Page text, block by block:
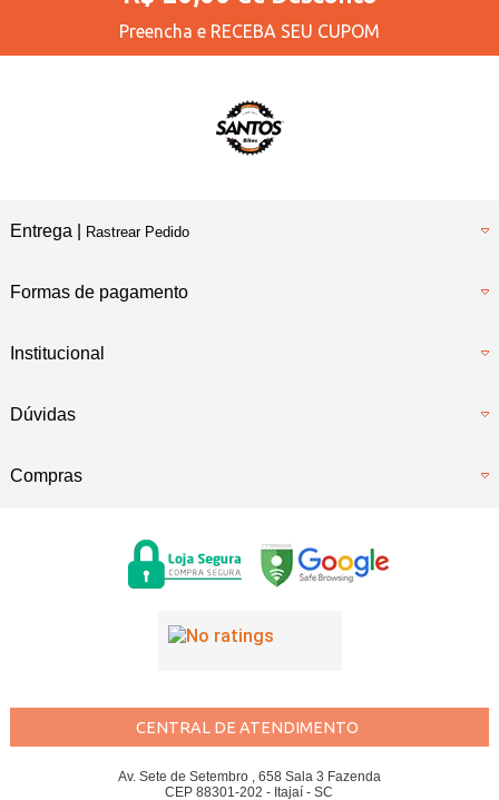
Preencha e RECEBA SEU CUPOM
Entrega | Rastrear Pedido
Formas de pagamento
Institucional
Dúvidas
Compras
CENTRAL DE ATENDIMENTO
Av. Sete de Setembro , 658 Sala 3 Fazenda
CEP 88301-202 - Itajaí - SC